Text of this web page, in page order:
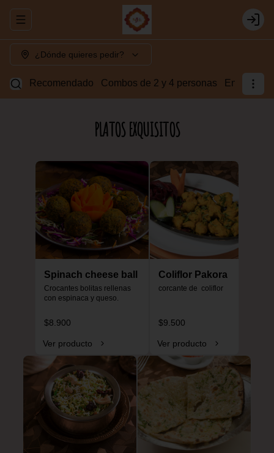
Abrir menu de navegación Login
¿Dónde quieres pedir?
Recomendado Combos de 2 y 4 personas Entradas
PLATOS EXQUISITOS
Spinach cheese ball
Crocantes bolitas rellenas
con espinaca y queso.
$8.900
Ver producto
Coliflor Pakora
corcante de  coliflor
$9.500
Ver producto